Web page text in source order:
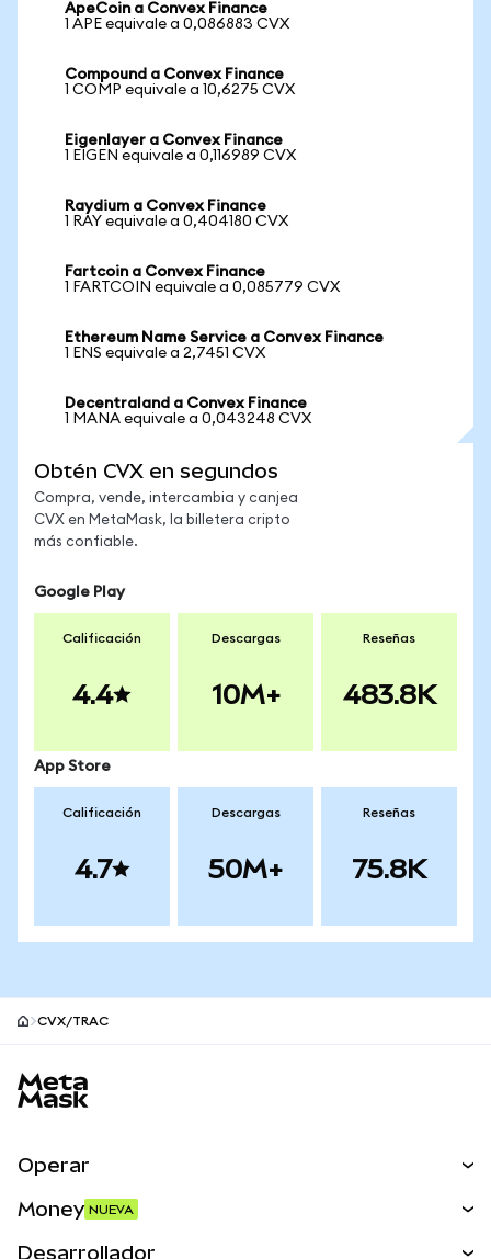
ApeCoin a Convex Finance
1 APE equivale a 0,086883 CVX
Compound a Convex Finance
1 COMP equivale a 10,6275 CVX
Eigenlayer a Convex Finance
1 EIGEN equivale a 0,116989 CVX
Raydium a Convex Finance
1 RAY equivale a 0,404180 CVX
Fartcoin a Convex Finance
1 FARTCOIN equivale a 0,085779 CVX
Ethereum Name Service a Convex Finance
1 ENS equivale a 2,7451 CVX
Decentraland a Convex Finance
1 MANA equivale a 0,043248 CVX
Obtén CVX en segundos
Compra, vende, intercambia y canjea
CVX en MetaMask, la billetera cripto
más confiable.
Google Play
Calificación
4.4
Descargas
10M+
Reseñas
483.8K
App Store
Calificación
4.7
Descargas
50M+
Reseñas
75.8K
CVX/TRAC
Operar
Money NUEVA
Desarrollador